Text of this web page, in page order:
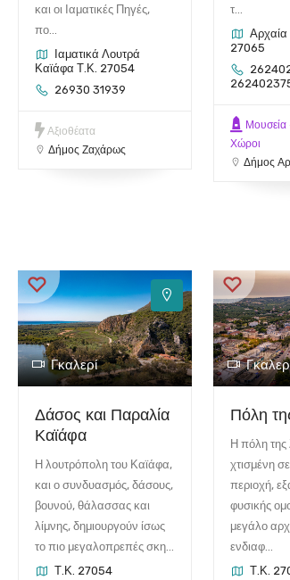
και οι Ιαματικές Πηγές,
πο...
Ιαματικά Λουτρά
Καϊάφα Τ.Κ. 27054
26930 31939
Αξιοθέατα
Δήμος Ζαχάρως
τ...
Αρχαία
27065
Μουσεία
Χώροι
Δήμος
Γκαλερί
Δάσος και Παραλία
Καϊάφα
Η λουτρόπολη του Καϊάφα,
και ο συνδυασμός, δάσους,
βουνού, θάλασσας και
λίμνης, δημιουργούν ίσως
το πιο μεγαλοπρεπές σκη...
Τ.Κ. 27054
Πόλη
Η πόλη της
χτισμένη
περιοχή,
φυσικής
μεγάλο
ενδιαφ...
Τ.Κ.